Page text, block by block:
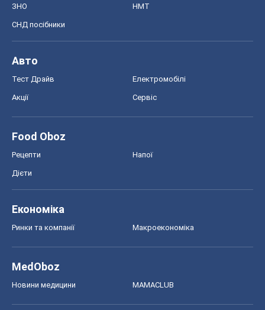
ЗНО НМТ
СНД посібники
Авто
Тест Драйв Електромобілі
Акції Сервіс
Food Oboz
Рецепти Напої
Дієти
Економіка
Ринки та компанії Макроекономіка
MedOboz
Новини медицини MAMACLUB